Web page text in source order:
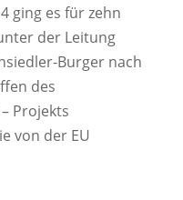
ging es für zehn
der Leitung
Burger nach
des
Projekts
von der EU